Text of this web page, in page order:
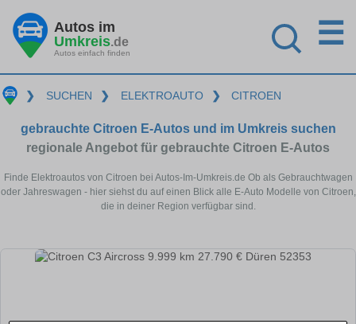
Autos im
Umkreis.de
Autos einfach finden
☰
❯ SUCHEN ❯ ELEKTROAUTO ❯ CITROEN
gebrauchte Citroen E-Autos und im Umkreis suchen
regionale Angebot für gebrauchte Citroen E-Autos
Finde Elektroautos von Citroen bei Autos-Im-Umkreis.de Ob als Gebrauchtwagen
oder Jahreswagen - hier siehst du auf einen Blick alle E-Auto Modelle von Citroen,
die in deiner Region verfügbar sind.